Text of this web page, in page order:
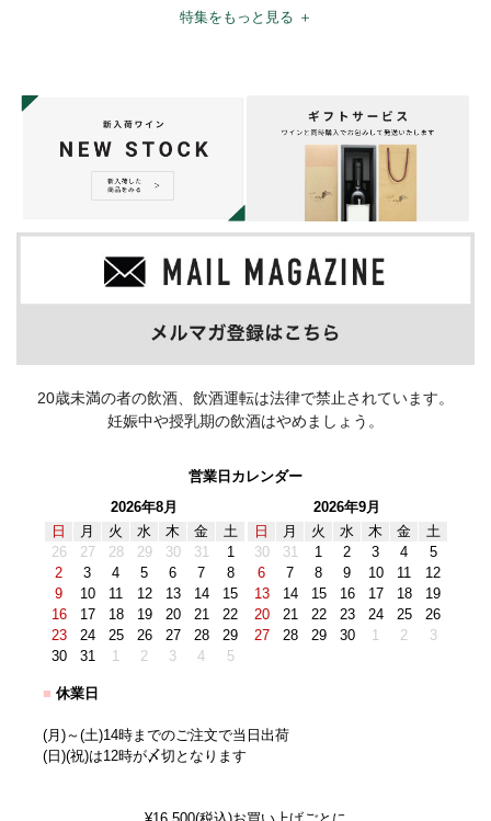
特集をもっと見る ＋
20歳未満の者の飲酒、飲酒運転は法律で禁止されています。
妊娠中や授乳期の飲酒はやめましょう。
営業日カレンダー
2026年8月
日
月 火 水 木 金
土
26
27 28 29 30 31
1
2
3 4 5 6 7
8
9
10 11 12 13 14
15
16
17 18 19 20 21
22
23
24 25 26 27 28
29
30
31 1 2 3 4 5
2026年9月
日
月 火 水 木 金
土
30
31 1 2 3 4
5
6
7 8 9 10 11
12
13
14 15 16 17 18
19
20
21 22 23 24 25
26
27
28 29 30 1 2 3
■ 休業日
(月)～(土)14時までのご注文で当日出荷
(日)(祝)は12時が〆切となります